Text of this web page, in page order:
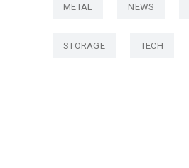
METAL NEWS
STORAGE TECH